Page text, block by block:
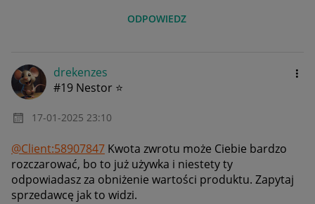
ODPOWIEDZ
drekenzes
#19 Nestor ⭐
‎17-01-2025 23:10
@Client:58907847 Kwota zwrotu może Ciebie bardzo
rozczarować, bo to już używka i niestety ty
odpowiadasz za obniżenie wartości produktu. Zapytaj
sprzedawcę jak to widzi.